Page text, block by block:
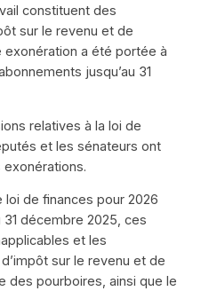
constituent des
sur le revenu et de
a été portée à
jusqu’au 31
relatives à la loi de
et les sénateurs ont
loi de finances pour 2026
décembre 2025, ces
et les
sur le revenu et de
des pourboires, ainsi que le